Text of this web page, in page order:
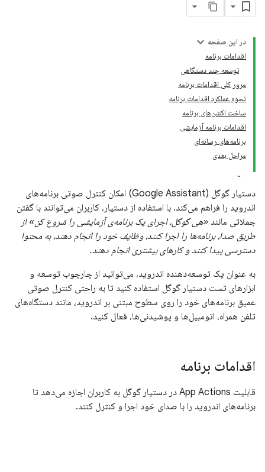
در این صفحه
اقدامات برنامه
توسعه چند دستگاهی
مرور کلی اقدامات برنامه
نحوه عملکرد اقدامات برنامه
ساخت اکشن‌های برنامه
اقدامات برنامه آزمایشی
برنامه‌های رسانه‌ای
مراحل بعدی
دستیار گوگل (Google Assistant) امکان کنترل صوتی برنامه‌های
اندروید را فراهم می‌کند. با استفاده از دستیار، کاربران می‌توانند با گفتن
جملاتی مانند «هی گوگل، اجرای یک برنامه‌ی آزمایشی را شروع کن» از
طریق صدا، برنامه‌ها را اجرا کنند، وظایف خود را انجام دهند، به محتوا
دسترسی پیدا کنند و کارهای بیشتری انجام دهند.
به عنوان یک توسعه‌دهنده اندروید، می‌توانید از چارچوب توسعه و
ابزارهای تست دستیار گوگل استفاده کنید تا به راحتی کنترل صوتی
عمیق برنامه‌های خود را روی سطوح مبتنی بر اندروید، مانند دستگاه‌های
تلفن همراه، اتومبیل‌ها و پوشیدنی‌ها، فعال کنید.
اقدامات برنامه
قابلیت App Actions در دستیار گوگل به کاربران اجازه می‌دهد تا
برنامه‌های اندروید را با صدای خود اجرا و کنترل کنند.